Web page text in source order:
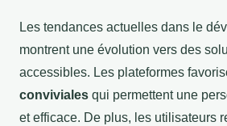
Les tendances actuelles dans le
montrent une évolution vers des
accessibles. Les plateformes
conviviales qui permettent une
et efficace. De plus, les utilisateurs